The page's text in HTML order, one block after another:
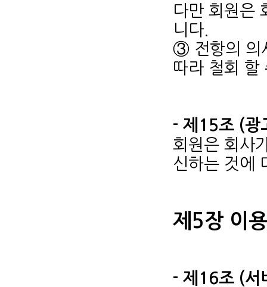
다만 회원은
니다.
③ 전항의 의
따라 철회 할
- 제15조 (광
회원은 회사
신하는 것에
제5장 이
- 제16조 (서